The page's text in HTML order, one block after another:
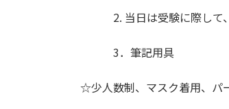
2. 当日は受験に際して、
3．筆記用具
☆少人数制、マスク着用、パ